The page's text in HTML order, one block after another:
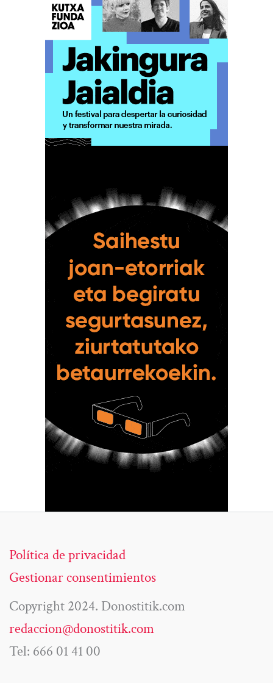
Política de privacidad
Gestionar consentimientos
Copyright 2024. Donostitik.com
redaccion@donostitik.com
Tel: 666 01 41 00